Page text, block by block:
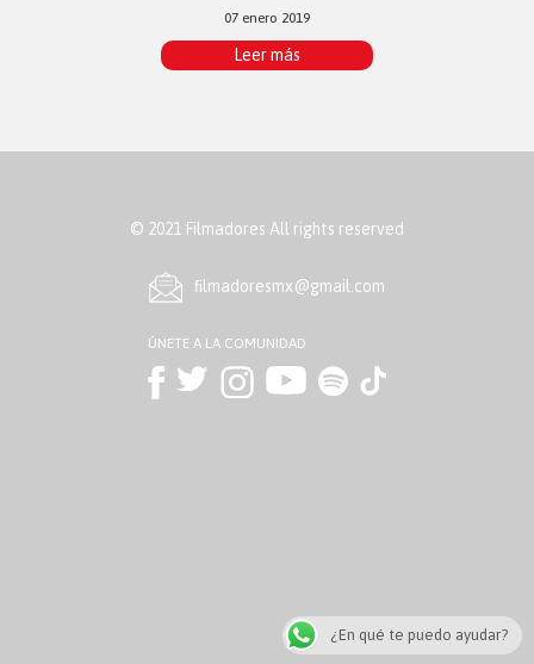
07 enero 2019
Leer más
© 2021 Filmadores All rights reserved
ﬁlmadoresmx@gmail.com
ÚNETE A LA COMUNIDAD
¿En qué te puedo ayudar?